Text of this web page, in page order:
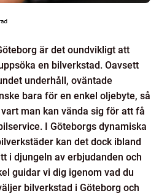
är det oundvikligt att
en bilverkstad. Oavsett
underhåll, oväntade
bara för en enkel oljebyte, så
man kan vända sig för att få
I Göteborgs dynamiska
kan det dock ibland
i djungeln av erbjudanden och
guidar vi dig igenom vad du
bilverkstad i Göteborg och